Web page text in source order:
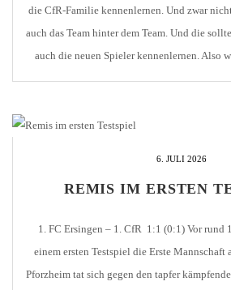
die CfR-Familie kennenlernen. Und zwar
auch das Team hinter dem Team. Und die
auch die neuen Spieler kennenlernen. Also
6. JULI 2026
REMIS IM ERSTEN
1. FC Ersingen – 1. CfR 1:1 (0:1) Vor rund
einem ersten Testspiel die Erste Mannschaft
Pforzheim tat sich gegen den tapfer